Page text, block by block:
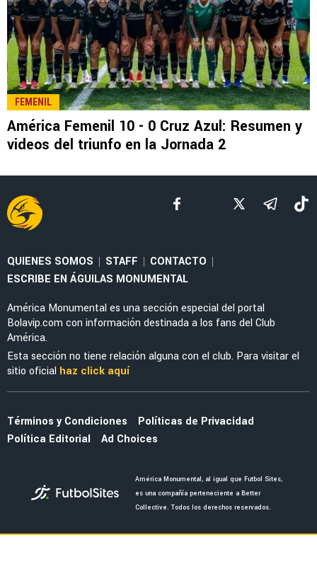
LEE TAMBIÉN
LIGA MX
¿A dónde va? Rodrigo Dourado ya tiene
equipo tras salir de América